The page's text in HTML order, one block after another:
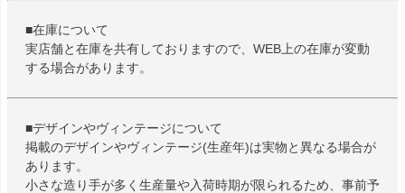
■在庫について
実店舗と在庫を共有しておりますので、WEB上の在庫が変動
する場合があります。
■デザインやヴィンテージについて
掲載のデザインやヴィンテージ(生産年)は実物と異なる場合が
あります。
小さな造り手が多く生産量や入荷時期が限られるため、事前予